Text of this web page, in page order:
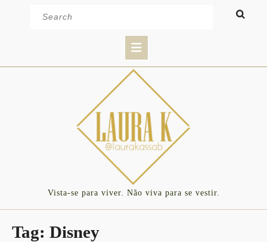
Button
Vista-se para viver. Não viva para se vestir.
Tag: Disney